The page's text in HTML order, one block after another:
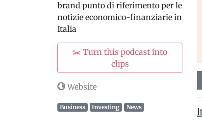
brand punto di riferimento per le
notizie economico-finanziarie in
Italia
✂️ Turn this podcast into
clips
Website
Business Investing News